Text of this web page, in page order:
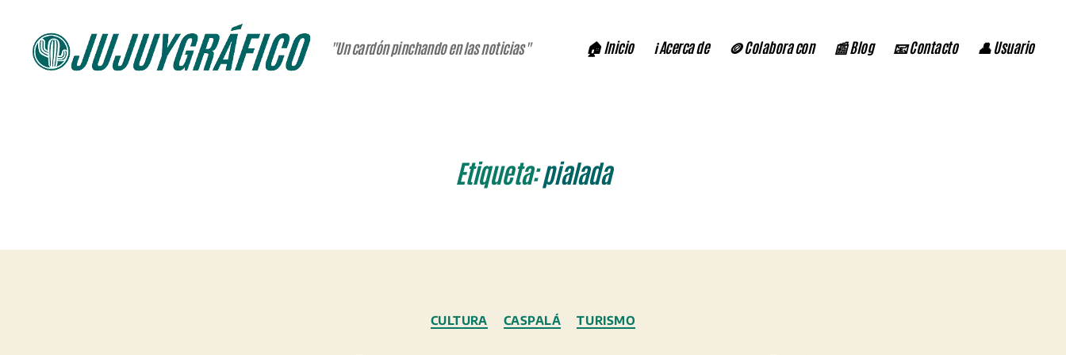
"Un cardón pinchando en las noticias" 🏠 Inicio ℹ️ Acerca de 🪙 Colabora con 📰 Blog 📧 Contacto 👤 Usuario
Etiqueta:pialada
Categorías
CULTURA CASPALÁ TURISMO